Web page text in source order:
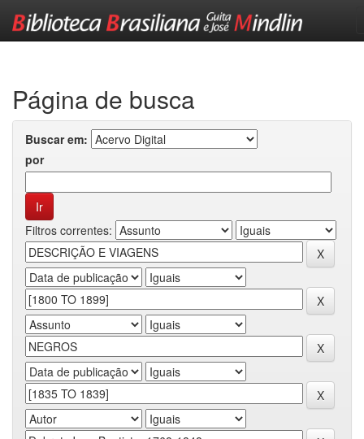
Página de busca
Buscar em:
por
Filtros correntes: